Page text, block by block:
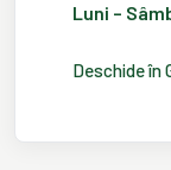
Luni –
Deschide în